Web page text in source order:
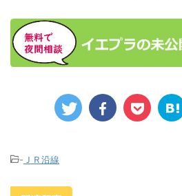
- ＪＲ沿線